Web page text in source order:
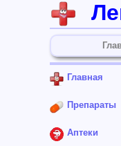
Главная
Препараты
Аптеки